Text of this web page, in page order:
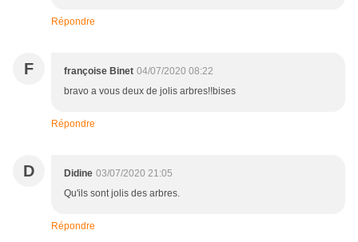
Répondre
F françoise Binet 04/07/2020 08:22
bravo a vous deux de jolis arbres!!bises
Répondre
D Didine 03/07/2020 21:05
Qu'ils sont jolis des arbres.
Répondre